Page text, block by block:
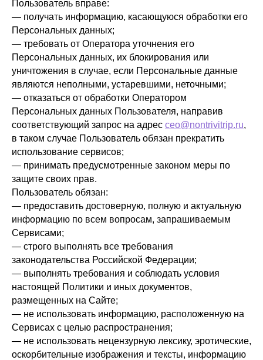
Пользователь вправе:
— получать информацию, касающуюся обработки его
Персональных данных;
— требовать от Оператора уточнения его
Персональных данных, их блокирования или
уничтожения в случае, если Персональные данные
являются неполными, устаревшими, неточными;
— отказаться от обработки Оператором
Персональных данных Пользователя, направив
соответствующий запрос на адрес ceo@nontrivitrip.ru,
в таком случае Пользователь обязан прекратить
использование сервисов;
— принимать предусмотренные законом меры по
защите своих прав.
Пользователь обязан:
— предоставить достоверную, полную и актуальную
информацию по всем вопросам, запрашиваемым
Сервисами;
— строго выполнять все требования
законодательства Российской Федерации;
— выполнять требования и соблюдать условия
настоящей Политики и иных документов,
размещенных на Сайте;
— не использовать информацию, расположенную на
Сервисах с целью распространения;
— не использовать нецензурную лексику, эротические,
оскорбительные изображения и тексты, информацию